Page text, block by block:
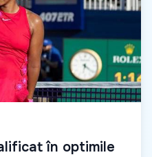
în optimile